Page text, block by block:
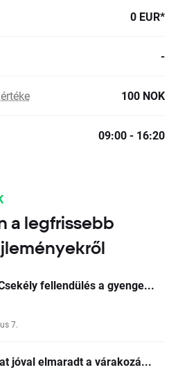
0 EUR*
-
100 NOK
09:00 - 16:20
a legfrissebb
fellendülés a gyenge...
7.
jóval elmaradt a várakozá...